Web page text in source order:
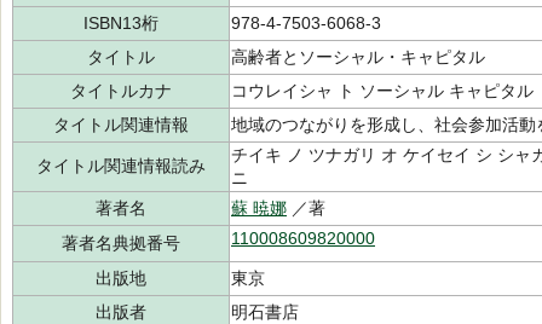
ISBN13桁
978-4-7503-6068-3
タイトル
高齢者とソーシャル・キャピタル
タイトルカナ
コウレイシャ ト ソーシャル キャピタル
タイトル関連情報
地域のつながりを形成し、社会参加活動
タイトル関連情報読み
チイキ ノ ツナガリ オ ケイセイ シ シャ
ニ
著者名
蘇 暁娜 ／著
著者名典拠番号
110008609820000
出版地
東京
出版者
明石書店